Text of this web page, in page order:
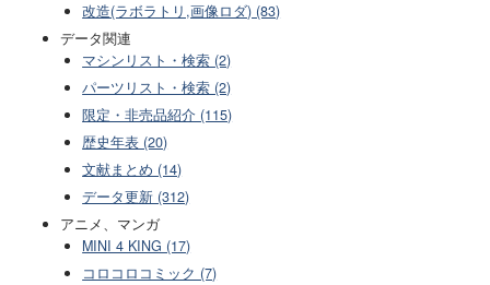
改造(ラボラトリ,画像ロダ) (83)
データ関連
マシンリスト・検索 (2)
パーツリスト・検索 (2)
限定・非売品紹介 (115)
歴史年表 (20)
文献まとめ (14)
データ更新 (312)
アニメ、マンガ
MINI 4 KING (17)
コロコロコミック (7)